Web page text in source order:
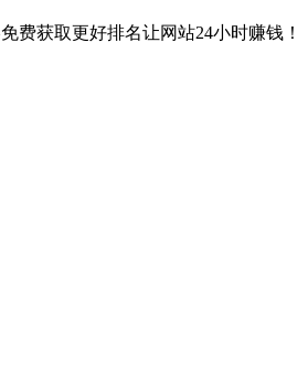
免费获取更好排名让网站24小时赚钱！